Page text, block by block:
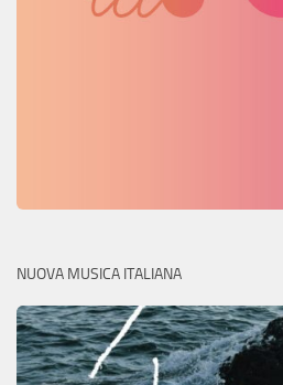
NUOVA MUSICA ITALIANA